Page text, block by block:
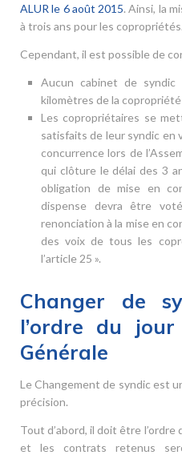
ALUR le 6 août 2015. Ainsi, la
à trois ans pour les copropriétés.
Cependant, il est possible de
Aucun cabinet de
kilomètres de la copropriété
Les copropriétaires se
satisfaits de leur syndic en
concurrence lors de
qui clôture le délai des 3
obligation de mise en
dispense devra être
renonciation à la mise en
des voix de tous les
l’article 25 ».
Changer de
l’ordre du jour
Générale
Le Changement de syndic est
précision.
Tout d’abord, il doit être l’ordre
et les contrats retenus